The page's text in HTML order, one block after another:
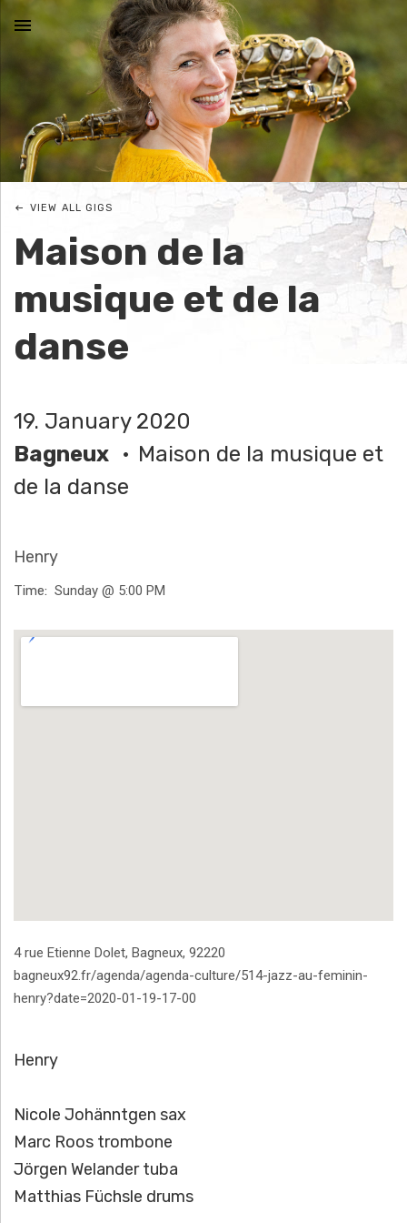
N
I
C
O
L
E
J
H
Ä
N
T
G
N
MENU
Maison de la
musique et de la
danse
19. January 2020
Bagneux
Maison de la musique et
de la danse
VIEW ALL GIGS
Henry
Time Sunday @ 5:00 PM
Venue Details
Address
4 rue Etienne Dolet, Bagneux, 92220
bagneux92.fr/agenda/agenda-culture/514-jazz-au-feminin-
henry?date=2020-01-19-17-00
Henry
Nicole Johänntgen sax
Marc Roos trombone
Jörgen Welander tuba
Matthias Füchsle drums